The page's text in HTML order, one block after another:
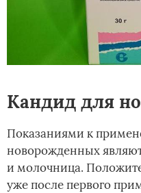
Кандид для
Показаниями к
новорожденных
и молочница.
уже после первого